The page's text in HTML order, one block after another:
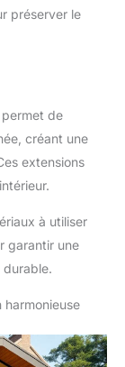
préserver le
permet de
créant une
extensions
à utiliser
garantir une
durable.
harmonieuse